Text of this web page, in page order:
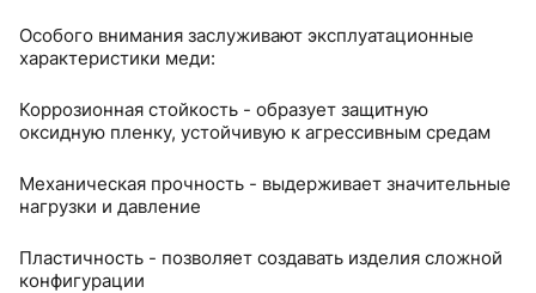
Особого внимания заслуживают эксплуатационные
характеристики меди:
Коррозионная стойкость - образует защитную
оксидную пленку, устойчивую к агрессивным средам
Механическая прочность - выдерживает значительные
нагрузки и давление
Пластичность - позволяет создавать изделия сложной
конфигурации